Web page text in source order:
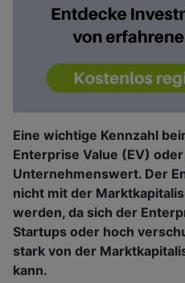
Eine wichtige Kennzahl
Enterprise Value (EV)
Unternehmenswert. Der
nicht mit der
werden, da sich der
Startups oder hoch
stark von der
kann.